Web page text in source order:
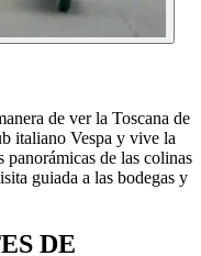
de ver la Toscana de
italiano Vespa y vive la
de las colinas
guiada a las bodegas y
DE